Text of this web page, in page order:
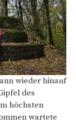
wieder hinauf
des
höchsten
wartete